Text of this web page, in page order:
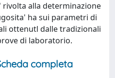
alla determinazione
ha sui parametri di
ottenutl dalle tradizionali
di laboratorio.
completa